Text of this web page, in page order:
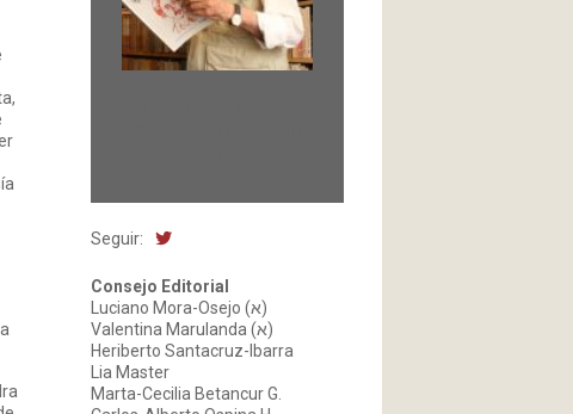
Seguir:
Consejo Editorial
Luciano Mora-Osejo (א)
Valentina Marulanda (א)
Heriberto Santacruz-Ibarra
Lia Master
Marta-Cecilia Betancur G.